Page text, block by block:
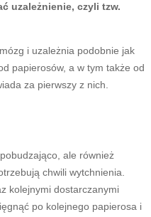
uzależnienie, czyli tzw.
i uzależnia podobnie jak
papierosów, a w tym także od
za pierwszy z nich.
ale również
chwili wytchnienia.
kolejnymi dostarczanymi
po kolejnego papierosa i